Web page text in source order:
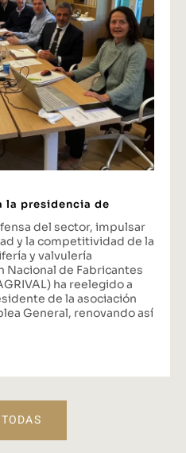
la presidencia de
del sector, impulsar
y la competitividad de la
y valvulería
Nacional de Fabricantes
ha reelegido a
de la asociación
General, renovando así